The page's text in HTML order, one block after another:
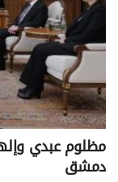
مظلوم عبدي
دمشق